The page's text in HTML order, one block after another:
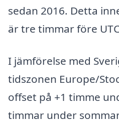
sedan 2016. Detta
är tre timmar före
I jämförelse med
tidszonen Europe/
offset på +1 timme
timmar under